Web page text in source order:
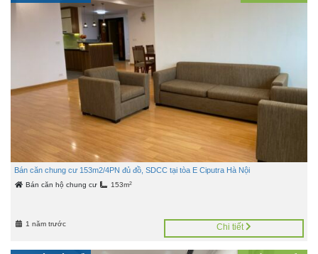
Bán căn chung cư 153m2/4PN đủ đồ, SDCC tại tòa E Ciputra Hà Nội
Bán căn hộ chung cư 153m2
1 năm trước Chi tiết